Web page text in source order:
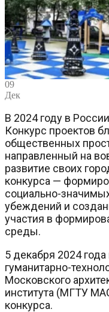
09
Дек
В 2024 году в
Конкурс проектов
общественных
направленный на
развитие своих
конкурса —
социально-
убеждений и
участия в
среды.
5 декабря 2024
гуманитарно-
Московского
института (МГТУ
конкурса.